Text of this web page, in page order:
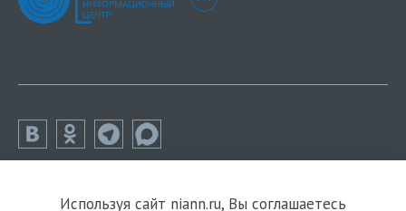
Используя сайт niann.ru, Вы соглашаетесь